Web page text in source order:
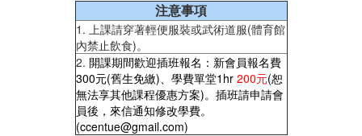
注意事項
1. 上課請穿著輕便服裝或武術道服(體育館
內禁止飲食)。
2. 開課期間歡迎插班報名：新會員報名費
300元(舊生免繳)、學費單堂1hr 200元(恕
無法享其他課程優惠方案)。插班請申請會
員後，來信通知修改學費。
(ccentue@gmail.com)